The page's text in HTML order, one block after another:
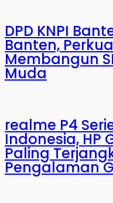
DPD KNPI
Banten,
Membangun
Muda
realme P4
Indonesia, HP
Paling
Pengalaman